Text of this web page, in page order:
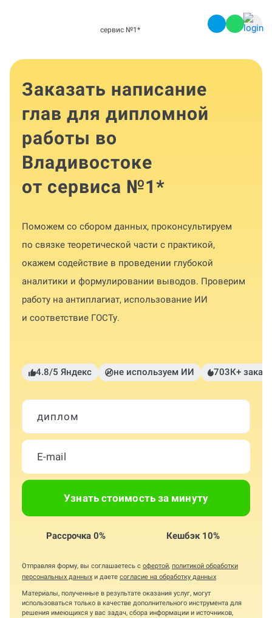
сервис №1 *
Заказать написание
глав для дипломной
работы во
Владивостоке
от сервиса №1*
Поможем со сбором данных, проконсультируем
по связке теоретической части с практикой,
окажем содействие в проведении глубокой
аналитики и формулировании выводов. Проверим
работу на антиплагиат, использование ИИ
и соответствие ГОСТу.
4.8/5 Яндекс не используем ИИ 703К+
диплом
Узнать стоимость за минуту
Рассрочка 0% Кешбэк 10%
Отправляя форму, вы соглашаетесь с офертой, политикой обработки
персональных данных и даете согласие на обработку данных
Материалы, полученные в результате оказания услуг, могут
использоваться только в качестве дополнительного инструмента для
решения имеющихся у вас задач, сбора информации и источников,